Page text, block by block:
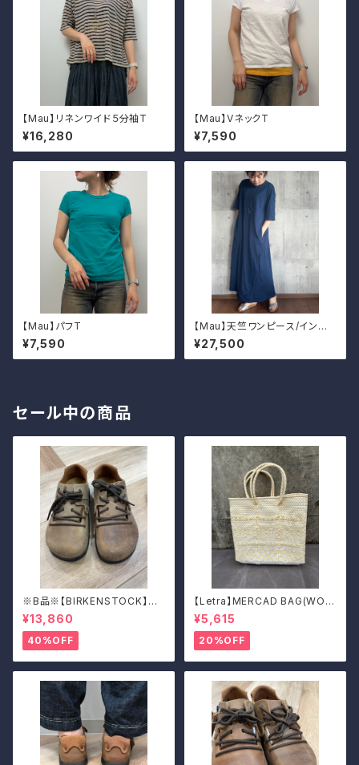
【Mau】リネンワイド５分袖T
¥16,280
【Mau】VネックT
¥7,590
【Mau】パフT
¥7,590
【Mau】天竺ワンピース/インディ
ゴ
¥27,500
セール中の商品
※B品※【BIRKENSTOCK】Mo
ntana/CUOIO 38
¥13,860
40%OFF
【Letra】MERCAD BAG(WOV
EN)
¥5,615
20%OFF